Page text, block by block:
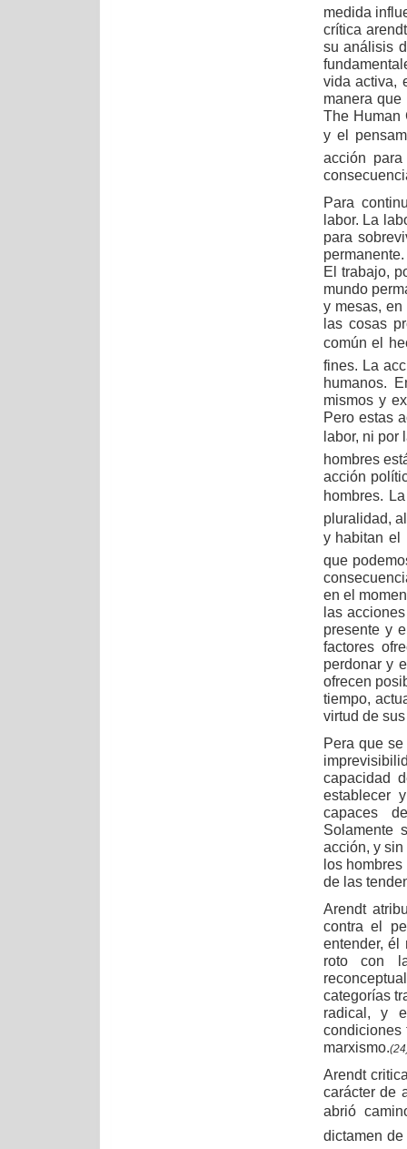
medida
crítica
su análisis
vida activa,
manera
The Human
y el
acción
Para
labor. La
para
El trabajo,
mundo
y mesas,
las cosas
común el
fines. La
humanos.
mismos y
Pero estas
labor, ni por
hombres
acción
hombres.
pluralidad,
y habitan el
que
en el
las
presente y
factores
perdonar y
ofrecen
tiempo,
virtud de
Pera que
capacidad
establecer
capaces
Solamente
acción, y
los
de las
Arendt
contra el
entender, él
roto con
categorías
radical, y
condiciones
marxismo.
Arendt
carácter de
abrió
dictamen de